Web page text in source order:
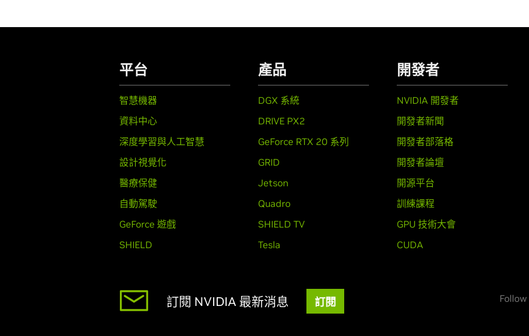
平台
智慧機器
資料中心
深度學習與人工智慧
設計視覺化
醫療保健
自動駕駛
GeForce 遊戲
SHIELD
產品
DGX 系統
DRIVE PX2
GeForce RTX 20 系列
GRID
Jetson
Quadro
SHIELD TV
Tesla
開發者
NVIDIA 開發者
開發者新聞
開發者部落格
開發者論壇
開源平台
訓練課程
GPU 技術大會
CUDA
訂閱 NVIDIA 最新消息 訂閱